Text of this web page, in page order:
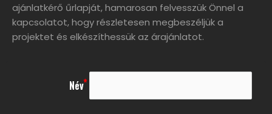
ajánlatkérő űrlapját, hamarosan felvesszük Önnel a
kapcsolatot, hogy részletesen megbeszéljük a
projektet és elkészíthessük az árajánlatot.
Név